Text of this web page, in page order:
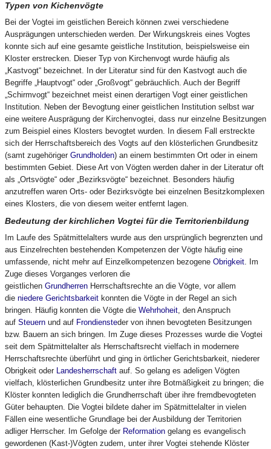
Typen von Kichenvögte
Bei der Vogtei im geistlichen Bereich können zwei verschiedene
Ausprägungen unterschieden werden. Der Wirkungskreis eines Vogtes
konnte sich auf eine gesamte geistliche Institution, beispielsweise ein
Kloster erstrecken. Dieser Typ von Kirchenvogt wurde häufig als
„Kastvogt“ bezeichnet. In der Literatur sind für den Kastvogt auch die
Begriffe „Hauptvogt“ oder „Großvogt“ gebräuchlich. Auch der Begriff
„Schirmvogt“ bezeichnet meist einen derartigen Vogt einer geistlichen
Institution. Neben der Bevogtung einer geistlichen Institution selbst war
eine weitere Ausprägung der Kirchenvogtei, dass nur einzelne Besitzungen
zum Beispiel eines Klosters bevogtet wurden. In diesem Fall erstreckte
sich der Herrschaftsbereich des Vogts auf den klösterlichen Grundbesitz
(samt zugehöriger Grundholden) an einem bestimmten Ort oder in einem
bestimmten Gebiet. Diese Art von Vögten werden daher in der Literatur oft
als „Ortsvögte“ oder „Bezirksvögte“ bezeichnet. Besonders häufig
anzutreffen waren Orts- oder Bezirksvögte bei einzelnen Besitzkomplexen
eines Klosters, die von diesem weiter entfernt lagen.
Bedeutung der kirchlichen Vogtei für die Territorienbildung
Im Laufe des Spätmittelalters wurde aus den ursprünglich begrenzten und
aus Einzelrechten bestehenden Kompetenzen der Vögte häufig eine
umfassende, nicht mehr auf Einzelkompetenzen bezogene Obrigkeit. Im
Zuge dieses Vorganges verloren die
geistlichen Grundherren Herrschaftsrechte an die Vögte, vor allem
die niedere Gerichtsbarkeit konnten die Vögte in der Regel an sich
bringen. Häufig konnten die Vögte die Wehrhoheit, den Anspruch
auf Steuern und auf Frondiensteder von ihnen bevogteten Besitzungen
bzw. Bauern an sich bringen. Im Zuge dieses Prozesses wurde die Vogtei
seit dem Spätmittelalter als Herrschaftsrecht vielfach in modernere
Herrschaftsrechte überführt und ging in örtlicher Gerichtsbarkeit, niederer
Obrigkeit oder Landesherrschaft auf. So gelang es adeligen Vögten
vielfach, klösterlichen Grundbesitz unter ihre Botmäßigkeit zu bringen; die
Klöster konnten lediglich die Grundherrschaft über ihre fremdbevogteten
Güter behaupten. Die Vogtei bildete daher im Spätmittelalter in vielen
Fällen eine wesentliche Grundlage bei der Ausbildung der Territorien
adliger Herrscher. Im Gefolge der Reformation gelang es evangelisch
gewordenen (Kast-)Vögten zudem, unter ihrer Vogtei stehende Klöster